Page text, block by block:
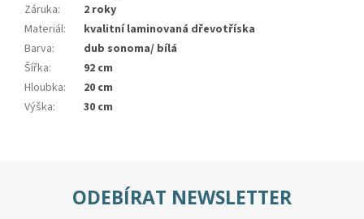
Záruka:
2 roky
Materiál:
kvalitní laminovaná dřevotříska
Barva:
dub sonoma/ bílá
Šířka:
92 cm
Hloubka:
20 cm
Výška: 30 cm
ODEBÍRAT NEWSLETTER